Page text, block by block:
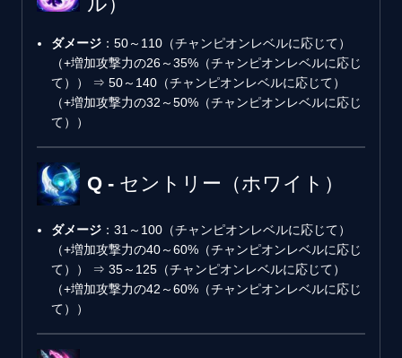
ダメージ ：50～110（チャンピオンレベルに応じて）
（+増加攻撃力の26～35%（チャンピオンレベルに応じ
て）） ⇒ 50～140（チャンピオンレベルに応じて）
（+増加攻撃力の32～50%（チャンピオンレベルに応じ
て））
Q - セントリー（ホワイト）
ダメージ ：31～100（チャンピオンレベルに応じて）
（+増加攻撃力の40～60%（チャンピオンレベルに応じ
て）） ⇒ 35～125（チャンピオンレベルに応じて）
（+増加攻撃力の42～60%（チャンピオンレベルに応じ
て））